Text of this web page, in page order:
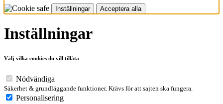
Inställningar Acceptera alla
Inställningar
Välj vilka cookies du vill tillåta
Nödvändiga
Säkerhet & grundläggande funktioner. Krävs för att sajten ska fungera.
Personalisering